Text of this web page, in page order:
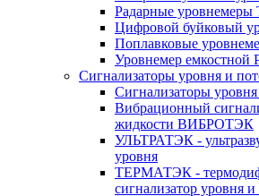
Радарные
Цифровой буйковый
Поплавковые
Уровнемер емкостной
Сигнализаторы уровня и
Сигнализаторы
Вибрационный
жидкости ВИБРОТЭК
УЛЬТРАТЭК -
уровня
ТЕРМАТЭК -
сигнализатор уровня и